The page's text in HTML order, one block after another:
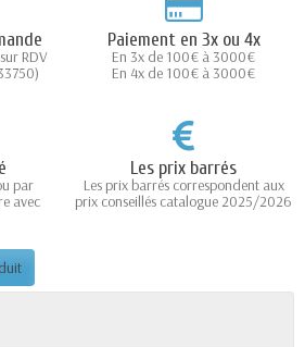
RDV
Paiement en 3x ou 4x
En 3x de 100€ à 3000€
En 4x de 100€ à 3000€
par
avec
Les prix barrés
Les prix barrés correspondent aux
prix conseillés catalogue 2025/2026